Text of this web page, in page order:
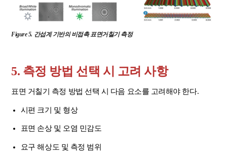
Figure 5. 간섭계 기반의 비접촉 표면거칠기 측정
5. 측정 방법 선택 시 고려 사항
표면 거칠기 측정 방법 선택 시 다음 요소를 고려해야 한다.
시편 크기 및 형상
표면 손상 및 오염 민감도
요구 해상도 및 측정 범위